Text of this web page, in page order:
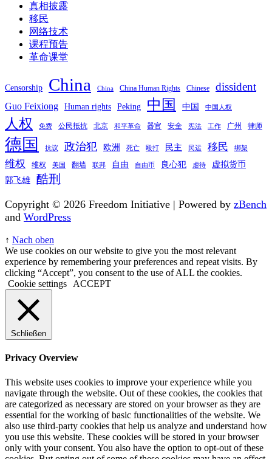
真相披露
移民
网络技术
课程预告
革命课堂
Censorship China China China Human Rights Chinese dissident
Guo Feixiong Human rights Peking 中国 中国 中国人权
人权 免费 公民抵抗 北京 和平革命 器官 安全 宪法 工作 广州 律师
德国 抗议 政治犯 欧洲 死亡 殴打 民主 民运 移民 绑架
维权 维权 美国 翻墙 联邦 自由 自由币 良心犯 虐待
虚拟货币
郭飞雄
酷刑
Copyright © 2026 Freedom Initiative | Powered by zBench
and WordPress
↑ Nach oben
We use cookies on our website to give you the most relevant
experience by remembering your preferences and repeat visits. By
clicking “Accept”, you consent to the use of ALL the cookies.
Cookie settings
ACCEPT
Schließen
Privacy Overview
This website uses cookies to improve your experience while you
navigate through the website. Out of these cookies, the cookies that
are categorized as necessary are stored on your browser as they are
essential for the working of basic functionalities of the website. We
also use third-party cookies that help us analyze and understand how
you use this website. These cookies will be stored in your browser
only with your consent. You also have the option to opt-out of these